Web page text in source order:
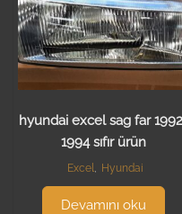
hyundai excel sag far
1994 sıfır ürün
Excel Hyundai
Devamını oku